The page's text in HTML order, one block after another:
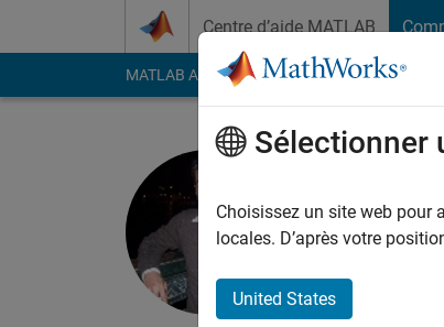
Centre d’aide MATLAB
MATLAB Answers File Exchange Cody
Actif depuis 2012
Followers:0
Professional
Sélectionner
Choisissez un site web pour
locales. D’après votre
United States